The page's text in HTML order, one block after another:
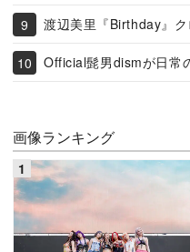
渡辺美里『Birthday』
Official髭男dismが日常
画像ランキング